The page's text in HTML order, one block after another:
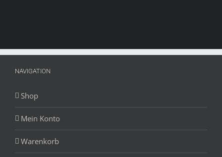
NAVIGATION
Shop
Mein Konto
Warenkorb